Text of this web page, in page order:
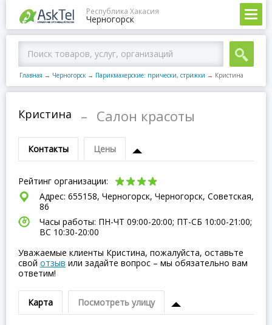
Республика Хакасия
Черногорск
Главная → Черногорск → Парикмахерские: прически, стрижки → Кристина
Кристина – Салон красоты
Контакты Цены
Рейтинг организации:
Адрес: 655158, Черногорск, Черногорск, Советская,
86
Часы работы: ПН-ЧТ 09:00-20:00; ПТ-СБ 10:00-21:00;
ВC 10:30-20:00
Уважаемые клиенты Кристина, пожалуйста, оставьте
свой отзыв или задайте вопрос – мы обязательно вам
ответим!
Карта Посмотреть улицу